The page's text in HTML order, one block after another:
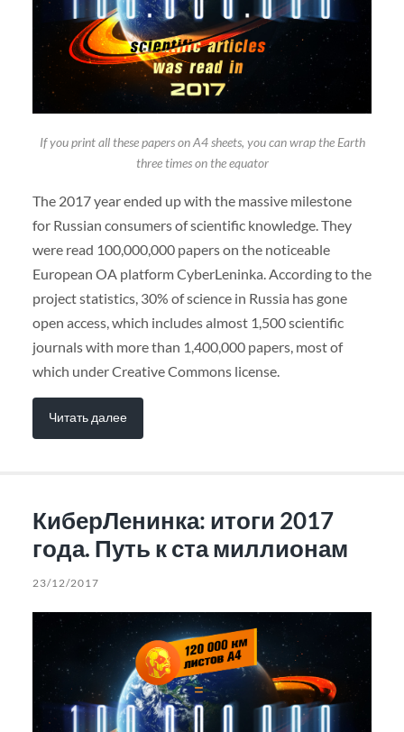
If you print all these papers on A4 sheets, you can wrap the Earth
three times on the equator
The 2017 year ended up with the massive milestone
for Russian consumers of scientific knowledge. They
were read 100,000,000 papers on the noticeable
European OA platform CyberLeninka. According to the
project statistics, 30% of science in Russia has gone
open access, which includes almost 1,500 scientific
journals with more than 1,400,000 papers, most of
which under Creative Commons license.
Читать далее
КиберЛенинка: итоги 2017
года. Путь к ста миллионам
23/12/2017